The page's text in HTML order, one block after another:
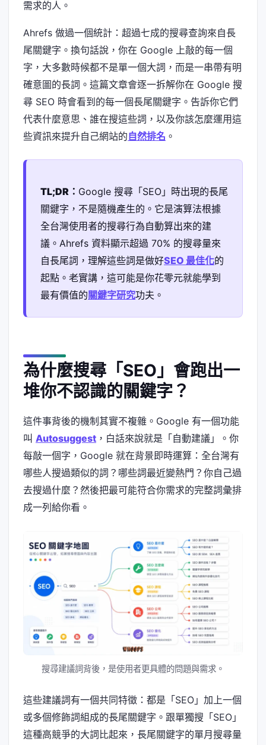
需求的人。
Ahrefs 做過一個統計：超過七成的搜尋查詢來自長
尾關鍵字。換句話說，你在 Google 上敲的每一個
字，大多數時候都不是單一個大詞，而是一串帶有明
確意圖的長詞。這篇文章會逐一拆解你在 Google 搜
尋 SEO 時會看到的每一個長尾關鍵字。告訴你它們
代表什麼意思、誰在搜這些詞，以及你該怎麼運用這
些資訊來提升自己網站的自然排名 。
TL;DR： Google 搜尋「SEO」時出現的長尾
關鍵字，不是隨機產生的。它是演算法根據
全台灣使用者的搜尋行為自動算出來的建
議。Ahrefs 資料顯示超過 70% 的搜尋量來
自長尾詞，理解這些詞是做好SEO 最佳化的
起點。老實講，這可能是你花零元就能學到
最有價值的關鍵字研究功夫。
為什麼搜尋「SEO」會跑出一
堆你不認識的關鍵字？
這件事背後的機制其實不複雜。Google 有一個功能
叫 Autosuggest ，白話來說就是「自動建議」。你
每敲一個字，Google 就在背景即時運算：全台灣有
哪些人搜過類似的詞？哪些詞最近變熱門？你自己過
去搜過什麼？然後把最可能符合你需求的完整詞彙排
成一列給你看。
搜尋建議詞背後，是使用者更具體的問題與需求。
這些建議詞有一個共同特徵：都是「SEO」加上一個
或多個修飾詞組成的長尾關鍵字。跟單獨搜「SEO」
這種高競爭的大詞比起來，長尾關鍵字的單月搜尋量